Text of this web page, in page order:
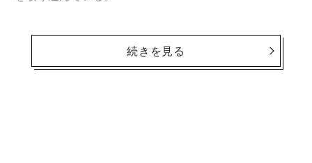
フェイス（face）」の頭文字を表す。2004年に創業、昨
年9月に上場を果たしたe.l.f.のタラン・アミン最高経営
続きを見る